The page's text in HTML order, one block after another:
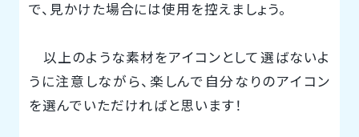
で、見かけた場合には使用を控えましょう。
以上のような素材をアイコンとして選ばないよ
うに注意しながら、楽しんで自分なりのアイコン
を選んでいただければと思います！